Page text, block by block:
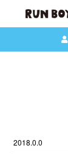
2018.0.0